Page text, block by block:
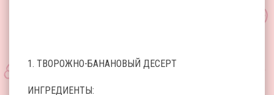
1. ТВОРОЖНО-БАНАНОВЫЙ ДЕСЕРТ
ИНГРЕДИЕНТЫ: